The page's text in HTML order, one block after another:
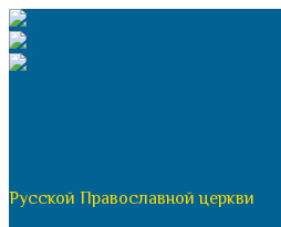
Перейти
к
содержимому
Русской Православной церкви